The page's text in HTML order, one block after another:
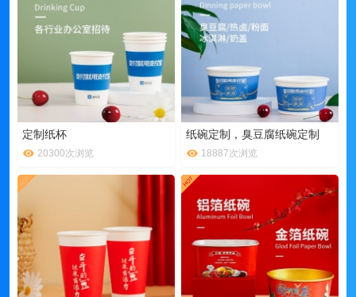
定制纸杯
20300次浏览
纸碗定制，臭豆腐纸碗定制
18887次浏览